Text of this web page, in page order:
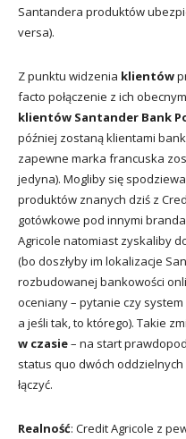
Santandera produktów
versa).
Z punktu widzenia klientów
facto połączenie z ich
klientów Santander Bank
później zostaną klientami
zapewne marka francuska
jedyna). Mogliby się
produktów znanych dziś z
gotówkowe pod innymi
Agricole natomiast zyskaliby
(bo doszłyby im lokalizacje
rozbudowanej bankowości
oceniany – pytanie czy
a jeśli tak, to którego). Takie
w czasie– na start
status quo dwóch
łączyć.
Realność: Credit Agricole z